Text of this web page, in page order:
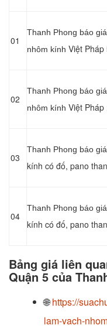
01
Thanh Phong báo
nhôm kính Việt Pháp
02
Thanh Phong báo
nhôm kính Việt Pháp
03
Thanh Phong báo
kính có đố, pano
04
Thanh Phong báo
kính có đố, pano
Bảng giá liên
Quận 5 của
🌐https://
lam-vach-